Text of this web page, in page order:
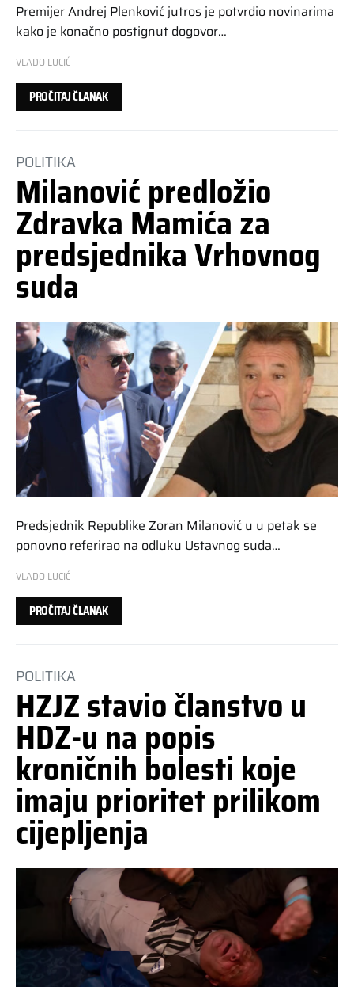
Premijer Andrej Plenković jutros je potvrdio novinarima
kako je konačno postignut dogovor…
VLADO LUCIĆ
PROČITAJ ČLANAK
POLITIKA
Milanović predložio
Zdravka Mamića za
predsjednika Vrhovnog
suda
Predsjednik Republike Zoran Milanović u u petak se
ponovno referirao na odluku Ustavnog suda…
VLADO LUCIĆ
PROČITAJ ČLANAK
POLITIKA
HZJZ stavio članstvo u
HDZ-u na popis
kroničnih bolesti koje
imaju prioritet prilikom
cijepljenja